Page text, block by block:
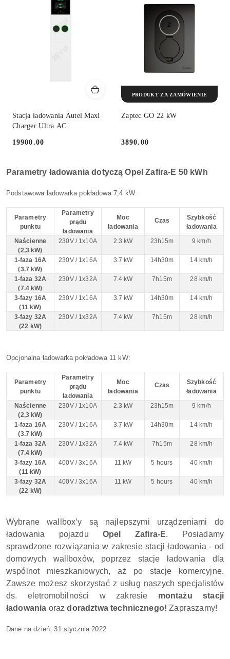
Stacja ładowania Autel Maxi
Charger Ultra AC
Cena:
19900.00
Zaptec GO 22 kW
Cena:
3890.00
PRODUKT ZA ZAMÓWIENIE
Parametry ładowania dotyczą Opel Zafira-E 50 kWh
Podstawowa ładowarka pokładowa 7,4 kW:
Parametry
punktu
Parametry
prądu
ładowania
Moc
ładowania
Czas
Szybkość
ładowania
Naścienne
(2,3 kW)
230V / 1x10A 2.3 kW 23h15m 9 km/h
1-faza 16A
(3.7 kW)
230V / 1x16A 3.7 kW 14h30m 14 km/h
1-faza 32A
(7.4 kW)
230V / 1x32A 7.4 kW 7h15m 28 km/h
3-fazy 16A
(11 kW)
230V / 1x16A 3.7 kW 14h30m 14 km/h
3-fazy 32A
(22 kW)
230V / 1x32A 7.4 kW 7h15m 28 km/h
Opcjonalna ładowarka pokładowa 11 kW:
Parametry
punktu
Parametry
prądu
ładowania
Moc
ładowania
Czas
Szybkość
ładowania
Naścienne
(2,3 kW)
230V / 1x10A 2.3 kW 23h15m 9 km/h
1-faza 16A
(3.7 kW)
230V / 1x16A 3.7 kW 14h30m 14 km/h
1-faza 32A
(7.4 kW)
230V / 1x32A 7.4 kW 7h15m 28 km/h
3-fazy 16A
(11 kW)
400V / 3x16A 11 kW 5 hours 40 km/h
3-fazy 32A
(22 kW)
400V / 3x16A 11 kW 5 hours 40 km/h
Wybrane wallbox’y są najlepszymi urządzeniami do
ładowania pojazduOpel Zafira-E. Posiadamy
sprawdzone rozwiązania w zakresie stacji ładowania - od
domowych wallboxów, poprzez stacje ładowania dla
wspólnot mieszkaniowych, aż po stacje komercyjne.
Zawsze możesz skorzystać z usług naszych specjalistów
ds. eletromobilności w zakresie montażu stacji
ładowania orazdoradztwa technicznego! Zapraszamy!
Dane na dzień:31 stycznia 2022